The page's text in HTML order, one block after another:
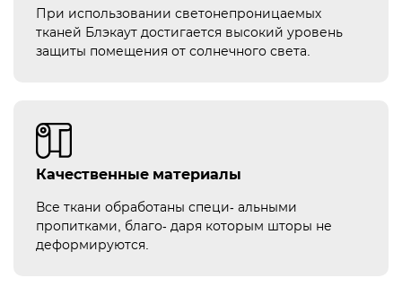
При использовании светонепроницаемых
тканей Блэкаут достигается высокий уровень
защиты помещения от солнечного света.
Качественные материалы
Все ткани обработаны специ- альными
пропитками, благо- даря которым шторы не
деформируются.